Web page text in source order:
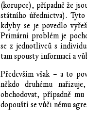
(korupce), případně že
státního úřednictva).
kdyby se je povedlo
Primární problém je
se z jednotlivců s
tam spousty informací a
Především však – a to
někdo druhému
obchodovat, případně
dopouští se vůči němu